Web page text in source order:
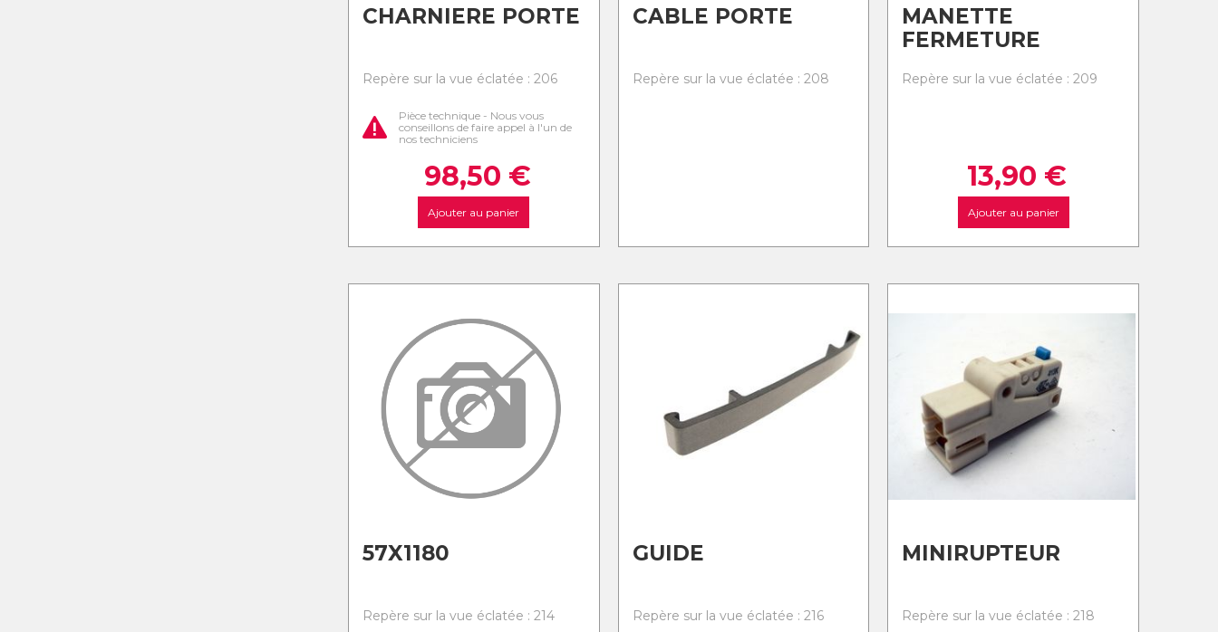
CHARNIERE PORTE
Repère sur la vue éclatée : 206
Pièce technique - Nous vous
conseillons de faire appel à l'un de
nos techniciens
98,50 €
Ajouter au panier
CABLE PORTE
Repère sur la vue éclatée : 208
MANETTE
FERMETURE
Repère sur la vue éclatée : 209
13,90 €
Ajouter au panier
57X1180
Repère sur la vue éclatée : 214
GUIDE
Repère sur la vue éclatée : 216
MINIRUPTEUR
Repère sur la vue éclatée : 218